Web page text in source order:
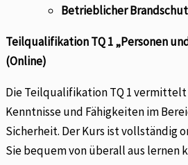
Betrieblicher
Teilqualifikation TQ 1 „Personen
(Online)
Die Teilqualifikation TQ 1
Kenntnisse und Fähigkeiten im
Sicherheit. Der Kurs ist vollständig
Sie bequem von überall aus lernen